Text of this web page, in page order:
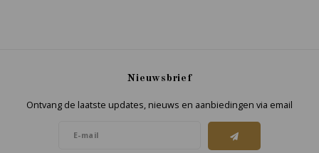
Nieuwsbrief
Ontvang de laatste updates, nieuws en aanbiedingen via email